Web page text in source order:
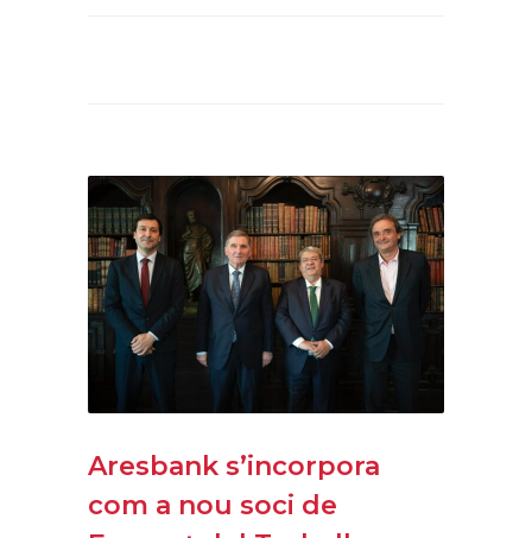
Aresbank s’incorpora
com a nou soci de